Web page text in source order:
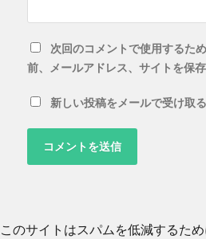
次回のコメントで使用するた
前、メールアドレス、サイトを保存
新しい投稿をメールで受け取る
このサイトはスパムを低減するた